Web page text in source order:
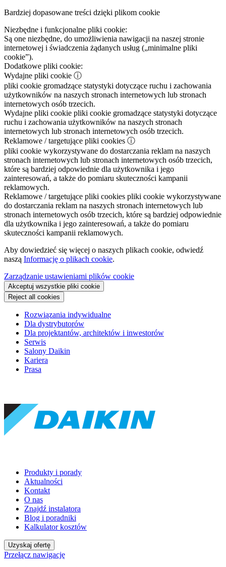
Bardziej dopasowane treści dzięki plikom cookie
Niezbędne i funkcjonalne pliki cookie:
Są one niezbędne, do umożliwienia nawigacji na naszej stronie
internetowej i świadczenia żądanych usług („minimalne pliki
cookie”).
Dodatkowe pliki cookie:
Wydajne pliki cookie ⓘ
pliki cookie gromadzące statystyki dotyczące ruchu i zachowania
użytkowników na naszych stronach internetowych lub stronach
internetowych osób trzecich.
Wydajne pliki cookie pliki cookie gromadzące statystyki dotyczące
ruchu i zachowania użytkowników na naszych stronach
internetowych lub stronach internetowych osób trzecich.
Reklamowe / targetujące pliki cookies ⓘ
pliki cookie wykorzystywane do dostarczania reklam na naszych
stronach internetowych lub stronach internetowych osób trzecich,
które są bardziej odpowiednie dla użytkownika i jego
zainteresowań, a także do pomiaru skuteczności kampanii
reklamowych.
Reklamowe / targetujące pliki cookies pliki cookie wykorzystywane
do dostarczania reklam na naszych stronach internetowych lub
stronach internetowych osób trzecich, które są bardziej odpowiednie
dla użytkownika i jego zainteresowań, a także do pomiaru
skuteczności kampanii reklamowych.
Aby dowiedzieć się więcej o naszych plikach cookie, odwiedź
naszą Informację o plikach cookie.
Zarządzanie ustawieniami plików cookie
Akceptuj wszystkie pliki cookie
Reject all cookies
Rozwiązania indywidualne
Dla dystrybutorów
Dla projektantów, architektów i inwestorów
Serwis
Salony Daikin
Kariera
Prasa
Produkty i porady
Aktualności
Kontakt
O nas
Znajdź instalatora
Blog i poradniki
Kalkulator kosztów
Uzyskaj ofertę
Przełącz nawigację